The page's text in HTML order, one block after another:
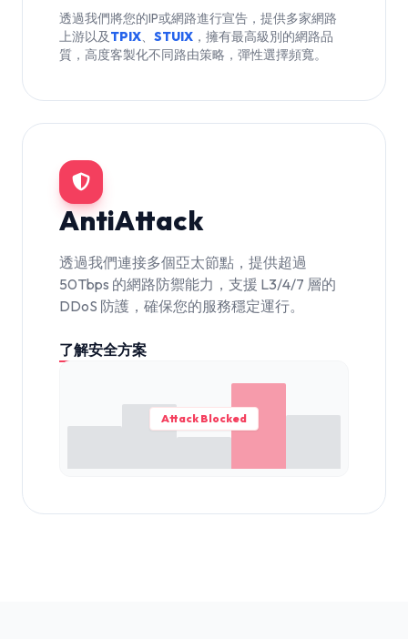
透過我們將您的IP或網路進行宣告，提供多家網路
上游以及TPIX、 STUIX ，擁有最高級別的網路品
質，高度客製化不同路由策略，彈性選擇頻寬。
AntiAttack
透過我們連接多個亞太節點，提供超過
50Tbps 的網路防禦能力，支援 L3/4/7 層的
DDoS 防護，確保您的服務穩定運行。
了解安全方案
Attack Blocked